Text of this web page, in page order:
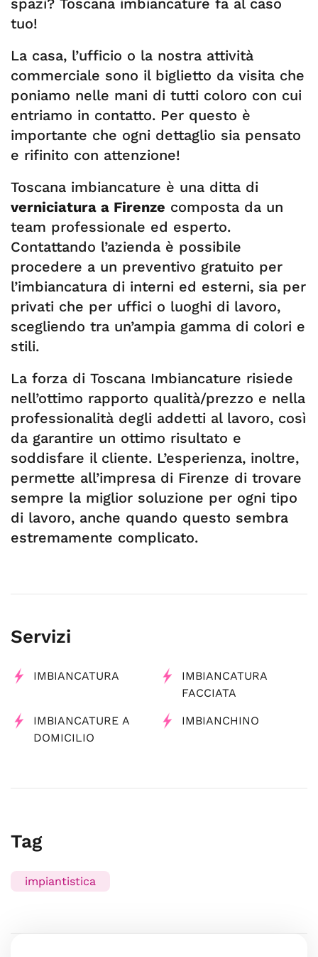
spazi? Toscana imbiancature fa al caso
tuo!
La casa, l’ufficio o la nostra attività
commerciale sono il biglietto da visita che
poniamo nelle mani di tutti coloro con cui
entriamo in contatto. Per questo è
importante che ogni dettaglio sia pensato
e rifinito con attenzione!
Toscana imbiancature è una ditta di
verniciatura a Firenze composta da un
team professionale ed esperto.
Contattando l’azienda è possibile
procedere a un preventivo gratuito per
l’imbiancatura di interni ed esterni, sia per
privati che per uffici o luoghi di lavoro,
scegliendo tra un’ampia gamma di colori e
stili.
La forza di Toscana Imbiancature risiede
nell’ottimo rapporto qualità/prezzo e nella
professionalità degli addetti al lavoro, così
da garantire un ottimo risultato e
soddisfare il cliente. L’esperienza, inoltre,
permette all’impresa di Firenze di trovare
sempre la miglior soluzione per ogni tipo
di lavoro, anche quando questo sembra
estremamente complicato.
Servizi
IMBIANCATURA
IMBIANCATURA
FACCIATA
IMBIANCATURE A
DOMICILIO
IMBIANCHINO
Tag
impiantistica